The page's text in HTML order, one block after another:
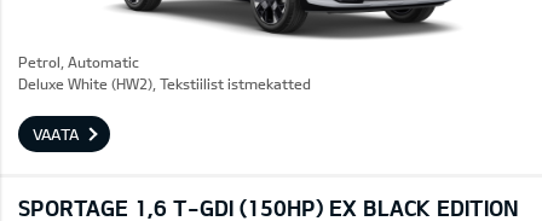
Petrol, Automatic
Deluxe White (HW2), Tekstiilist istmekatted
VAATA
SPORTAGE 1,6 T-GDI (150HP) EX BLACK EDITION